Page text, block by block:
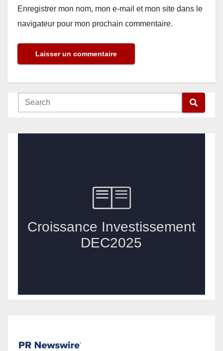
Enregistrer mon nom, mon e-mail et mon site dans le
navigateur pour mon prochain commentaire.